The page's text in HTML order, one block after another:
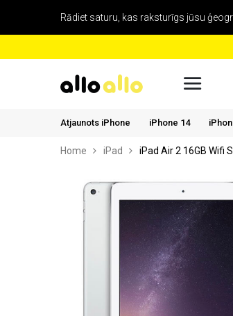
Rādiet saturu, kas raksturīgs jūsu
Atjaunots iPhone iPhone 14
Home iPad iPad Air 2 16GB Wifi